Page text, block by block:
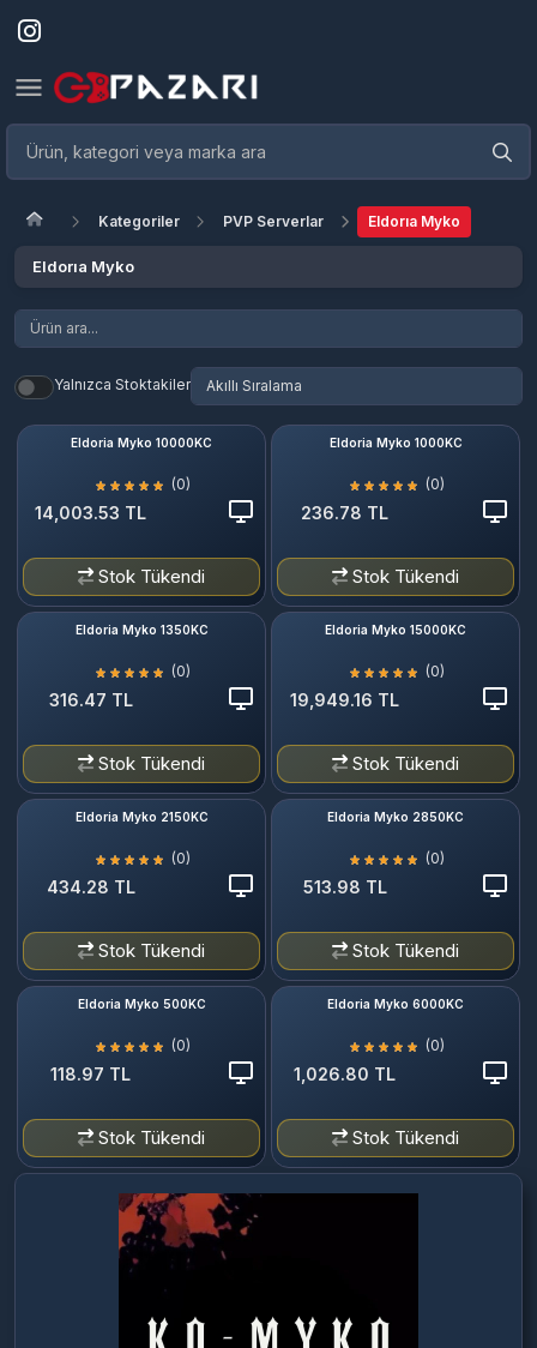
Kategoriler PVP Serverlar Eldorıa Myko
Eldorıa Myko
Yalnızca Stoktakiler
Eldoria Myko 10000KC
(0)
14,003.53 TL
Stok Tükendi
Eldoria Myko 1000KC
(0)
236.78 TL
Stok Tükendi
Eldoria Myko 1350KC
(0)
316.47 TL
Stok Tükendi
Eldoria Myko 15000KC
(0)
19,949.16 TL
Stok Tükendi
Eldoria Myko 2150KC
(0)
434.28 TL
Stok Tükendi
Eldoria Myko 2850KC
(0)
513.98 TL
Stok Tükendi
Eldoria Myko 500KC
(0)
118.97 TL
Stok Tükendi
Eldoria Myko 6000KC
(0)
1,026.80 TL
Stok Tükendi